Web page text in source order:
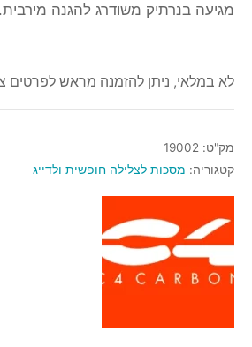
מגיעה בנרתיק משודרג להגנה מירבית.
לא במלאי, ניתן להזמנה מראש לפרטים
מק"ט: 19002
קטגוריה: מסכות לצלילה חופשית ולדייג